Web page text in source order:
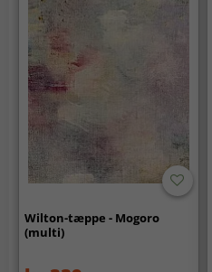
Wilton-tæppe - Mogoro
(multi)